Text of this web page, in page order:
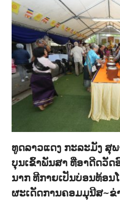
ທູດລາວແດງ ກະລະມັງ ສຸ
ບຸນເຂົ້າພັນສາ ທີ່ອາດີດວັ
ນາກ ທີກາຍເປັນບ່ອນທ້ອ
ຜະເດັດການຄອມມຸນີສ~ຂ່